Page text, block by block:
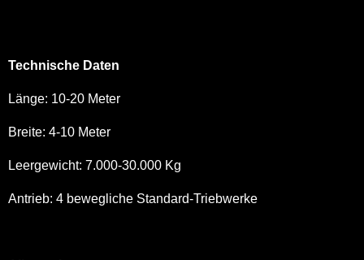
Technische Daten
Länge: 10-20 Meter
Breite: 4-10 Meter
Leergewicht: 7.000-30.000 Kg
Antrieb: 4 bewegliche Standard-Triebwerke